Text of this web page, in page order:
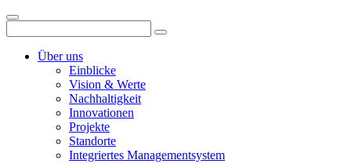
Über uns
Einblicke
Vision & Werte
Nachhaltigkeit
Innovationen
Projekte
Standorte
Integriertes Managementsystem